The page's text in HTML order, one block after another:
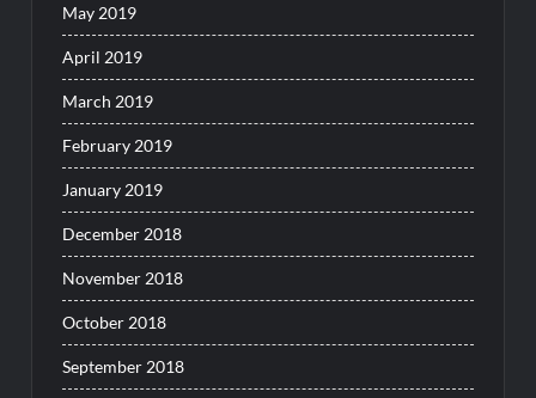
May 2019
April 2019
March 2019
February 2019
January 2019
December 2018
November 2018
October 2018
September 2018